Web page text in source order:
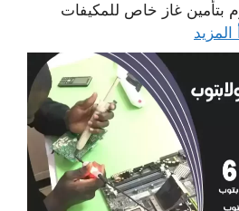
بتأمين غاز خاص للمكيفات
المزيد